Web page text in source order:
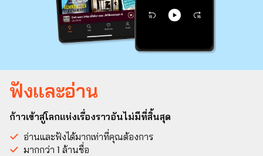
ฟังและอ่าน
ก้าวเข้าสู่โลกแห่งเรื่องราวอันไม่มีที่สิ้นสุด
อ่านและฟังได้มากเท่าที่คุณต้องการ
มากกว่า 1 ล้านชื่อ